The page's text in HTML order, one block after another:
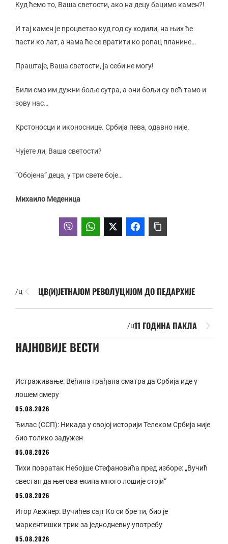
Куд ћемо то, Ваша светости, ако на децу бацимо камен?!
И тај камен је процветао куд год су ходили, на њих ће
пасти ко лат, а нама ће се вратити ко ропац планине…
Праштаје, Ваша светости, ја себи не могу!
Били смо им дужни боље сутра, а они бољи су већ тамо и
зову нас…
Крстоносци и иконоснице. Србија пева, одавно није.
Чујете ли, Ваша светости?
“Обојена” деца, у три свете боје…
Михаило Меденица
/ц ЦВ(И)ЈЕТНАЈОМ РЕВОЛУЦИЈОМ ДО ПЕДАРХИЈЕ
/ц11 ГОДИНА ПАКЛА
НАЈНОВИЈЕ ВЕСТИ
Истраживање: Већина грађана сматра да Србија иде у
лошем смеру
05.08.2026
Ђилас (ССП): Никада у својој историји Телеком Србија није
био толико задужен
05.08.2026
Тихи повратак Небојше Стефановића пред изборе: „Вучић
свестан да његова екипа много лошије стоји“
05.08.2026
Игор Авжнер: Вучићев сајт Ко си бре ти, био је
маркентишки трик за једнодневну употребу
05.08.2026